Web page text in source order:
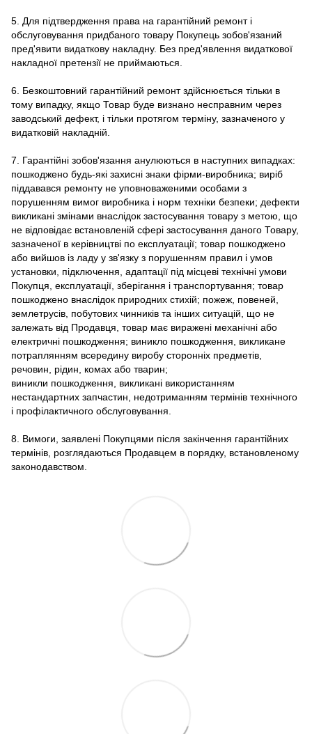
5. Для підтвердження права на гарантійний ремонт і
обслуговування придбаного товару Покупець зобов'язаний
пред'явити видаткову накладну. Без пред'явлення видаткової
накладної претензії не приймаються.
6. Безкоштовний гарантійний ремонт здійснюється тільки в
тому випадку, якщо Товар буде визнано несправним через
заводський дефект, і тільки протягом терміну, зазначеного у
видатковій накладній.
7. Гарантійні зобов'язання анулюються в наступних випадках:
пошкоджено будь-які захисні знаки фірми-виробника; виріб
піддавався ремонту не уповноваженими особами з
порушенням вимог виробника і норм техніки безпеки; дефекти
викликані змінами внаслідок застосування товару з метою, що
не відповідає встановленій сфері застосування даного Товару,
зазначеної в керівництві по експлуатації; товар пошкоджено
або вийшов із ладу у зв'язку з порушенням правил і умов
установки, підключення, адаптації під місцеві технічні умови
Покупця, експлуатації, зберігання і транспортування; товар
пошкоджено внаслідок природних стихій; пожеж, повеней,
землетрусів, побутових чинників та інших ситуацій, що не
залежать від Продавця, товар має виражені механічні або
електричні пошкодження; виникло пошкодження, викликане
потраплянням всередину виробу сторонніх предметів,
речовин, рідин, комах або тварин;
виникли пошкодження, викликані використанням
нестандартних запчастин, недотриманням термінів технічного
і профілактичного обслуговування.
8. Вимоги, заявлені Покупцями після закінчення гарантійних
термінів, розглядаються Продавцем в порядку, встановленому
законодавством.